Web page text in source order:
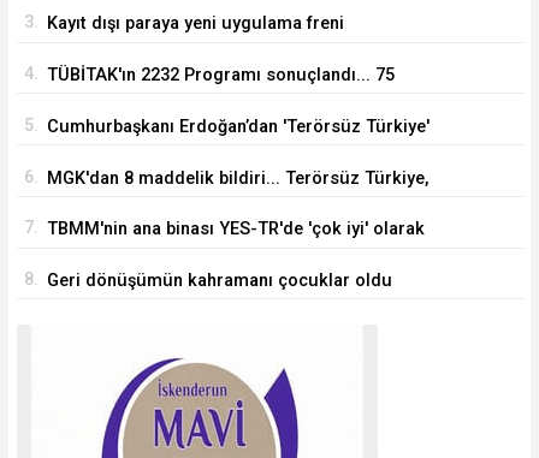
3. Kayıt dışı paraya yeni uygulama freni
4. TÜBİTAK'ın 2232 Programı sonuçlandı... 75
5. Cumhurbaşkanı Erdoğan’dan 'Terörsüz Türkiye'
6. MGK'dan 8 maddelik bildiri... Terörsüz Türkiye,
7. TBMM'nin ana binası YES-TR'de 'çok iyi' olarak
8. Geri dönüşümün kahramanı çocuklar oldu